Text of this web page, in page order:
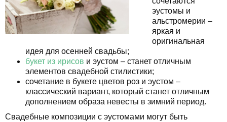
эустомы и
альстромерии –
яркая и
оригинальная
идея для осенней свадьбы;
букет из ирисов и эустом – станет отличным
элементов свадебной стилистики;
сочетание в букете цветов роз и эустом –
классический вариант, который станет отличным
дополнением образа невесты в зимний период.
Свадебные композиции с эустомами могут быть